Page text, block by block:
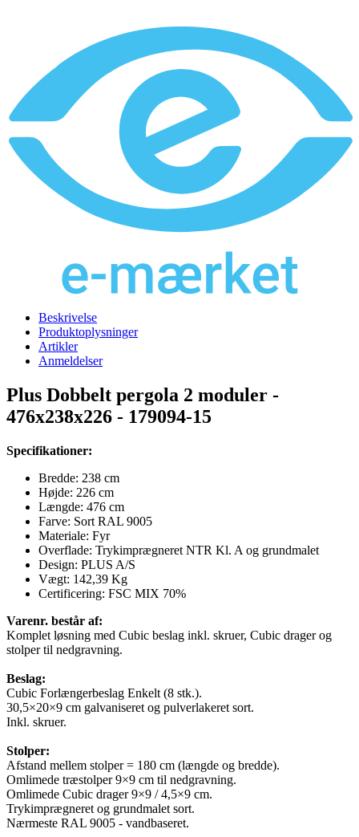
Beskrivelse
Produktoplysninger
Artikler
Anmeldelser
Plus Dobbelt pergola 2 moduler -
476x238x226 - 179094-15
Specifikationer:
Bredde: 238 cm
Højde: 226 cm
Længde: 476 cm
Farve: Sort RAL 9005
Materiale: Fyr
Overflade: Trykimprægneret NTR Kl. A og grundmalet
Design: PLUS A/S
Vægt: 142,39 Kg
Certificering: FSC MIX 70%
Varenr. består af:
Komplet løsning med Cubic beslag inkl. skruer, Cubic drager og
stolper til nedgravning.
Beslag:
Cubic Forlængerbeslag Enkelt (8 stk.).
30,5×20×9 cm galvaniseret og pulverlakeret sort.
Inkl. skruer.
Stolper:
Afstand mellem stolper = 180 cm (længde og bredde).
Omlimede træstolper 9×9 cm til nedgravning.
Omlimede Cubic drager 9×9 / 4,5×9 cm.
Trykimprægneret og grundmalet sort.
Nærmeste RAL 9005 - vandbaseret.